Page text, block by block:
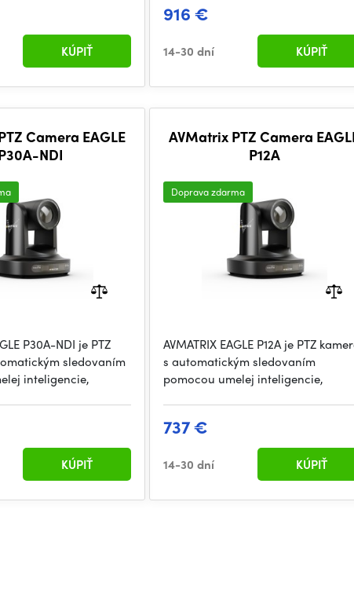
KÚPIŤ
916 €
14-30 dní KÚPIŤ
Camera EAGLE
NDI
P30A-NDI je PTZ
sledovaním
inteligencie,
KÚPIŤ
AVMatrix PTZ Camera
P12A
Doprava zdarma
AVMATRIX EAGLE P12A je PTZ
s automatickým sledovaním
pomocou umelej inteligencie,
737 €
14-30 dní KÚPIŤ